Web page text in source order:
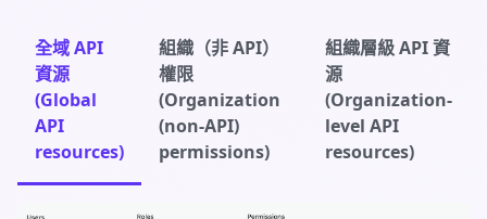
全域 API
資源
(Global
API
resources)
組織（非 API）
權限
(Organization
(non-API)
permissions)
組織層級 API 資
源
(Organization-
level API
resources)